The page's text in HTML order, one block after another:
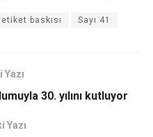
baskısı Sayı 41
Yazı
30. yılını kutluyor
Yazı